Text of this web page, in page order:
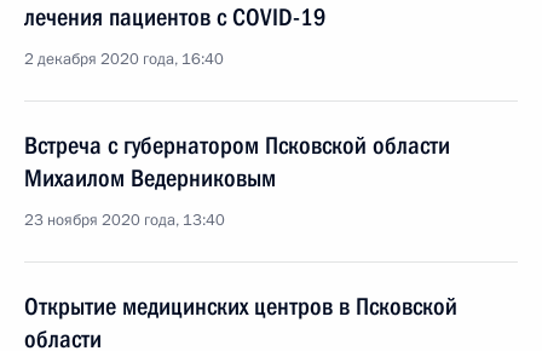
лечения пациентов с COVID-19
2 декабря 2020 года, 16:40
Встреча с губернатором Псковской области
Михаилом Ведерниковым
23 ноября 2020 года, 13:40
Открытие медицинских центров в Псковской
области